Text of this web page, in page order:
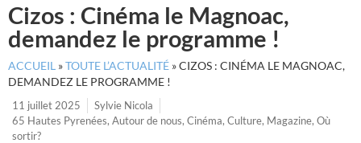
Cizos : Cinéma le Magnoac,
demandez le programme !
ACCUEIL »TOUTE L’ACTUALITÉ »CIZOS : CINÉMA LE MAGNOAC,
DEMANDEZ LE PROGRAMME !
11 juillet 2025
Sylvie Nicola
65 Hautes Pyrenées, Autour de nous, Cinéma, Culture, Magazine, Où
sortir?